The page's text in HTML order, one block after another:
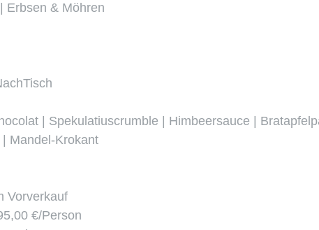
Erbsen & Möhren
| Spekulatiuscrumble | Himbeersauce |
Mandel-Krokant
Vorverkauf
€/Person